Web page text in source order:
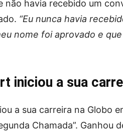
não havia recebido um
“Eu nunca havia
nome foi aprovado e
iniciou a sua
a sua carreira na Globo
Chamada”.